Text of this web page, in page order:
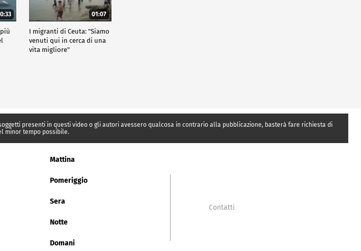
01:07
I migranti di Ceuta: "Siamo
venuti qui in cerca di una
vita migliore"
presenti in questi video o gli autori avessero qualcosa in contrario alla pubblicazione, basterà fare richiesta di
minor tempo possibile.
Mattina
Pomeriggio
Sera
Notte
Domani
Contatti